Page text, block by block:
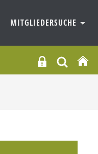
MITGLIEDERSUCHE